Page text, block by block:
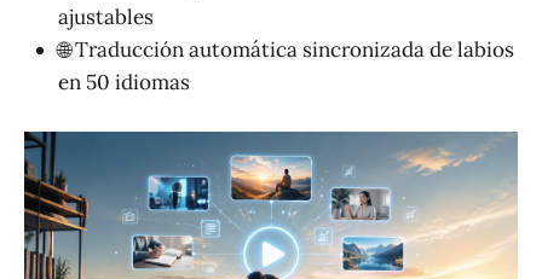
ajustables
🌐 Traducción automática sincronizada de labios
en 50 idiomas